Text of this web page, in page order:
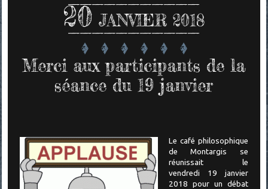
20 JANVIER 2018
Merci aux participants de la
séance du 19 janvier
Le café philosophique
de Montargis se
réunissait le
vendredi 19 janvier
2018 pour un débat